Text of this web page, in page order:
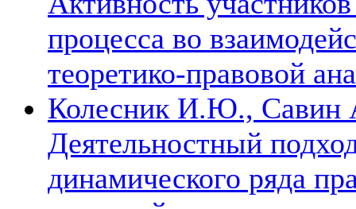
процесса во
теоретико-правовой
Колесник И.Ю.,
Деятельностный
динамического ряда